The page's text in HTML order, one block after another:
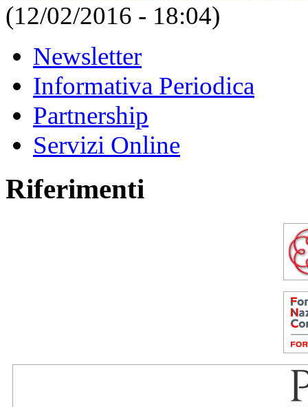
(12/02/2016 - 18:04)
Newsletter
Informativa Periodica
Partnership
Servizi Online
Riferimenti